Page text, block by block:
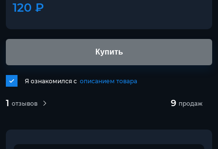
120 ₽
1 отзывов 9 продаж
Я ознакомился с описанием товара
Купить